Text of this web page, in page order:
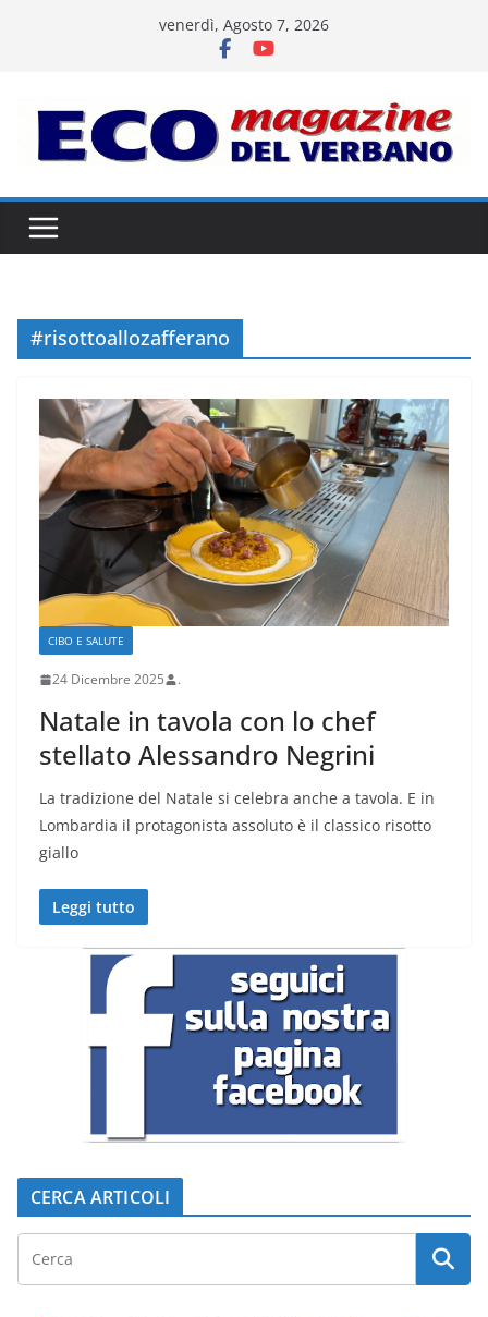
venerdì, Agosto 7, 2026
#risottoallozafferano
CIBO E SALUTE
24 Dicembre 2025 .
Natale in tavola con lo chef
stellato Alessandro Negrini
La tradizione del Natale si celebra anche a tavola. E in
Lombardia il protagonista assoluto è il classico risotto
giallo
Leggi tutto
CERCA ARTICOLI